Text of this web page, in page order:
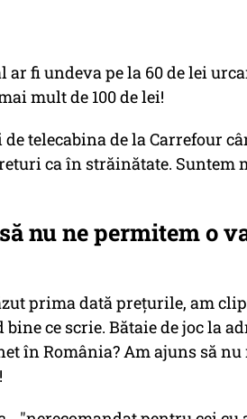
ar fi undeva pe la 60 de lei
mult de 100 de lei!
de telecabina de la Carrefour
ca în străinătate. Suntem
nu ne permitem o
prima dată prețurile, am
bine ce scrie. Bătaie de joc la
în România? Am ajuns să